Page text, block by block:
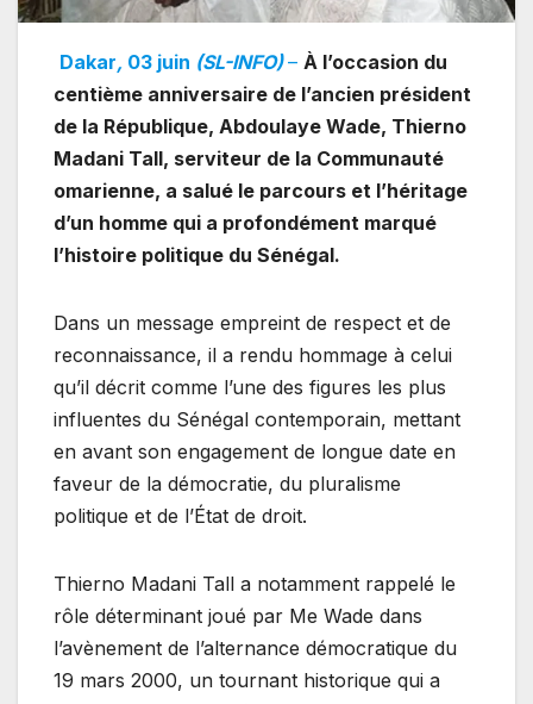
Dakar, 03 juin (SL-INFO)– À l’occasion du
centième anniversaire de l’ancien président
de la République, Abdoulaye Wade, Thierno
Madani Tall, serviteur de la Communauté
omarienne, a salué le parcours et l’héritage
d’un homme qui a profondément marqué
l’histoire politique du Sénégal.
Dans un message empreint de respect et de
reconnaissance, il a rendu hommage à celui
qu’il décrit comme l’une des figures les plus
influentes du Sénégal contemporain, mettant
en avant son engagement de longue date en
faveur de la démocratie, du pluralisme
politique et de l’État de droit.
Thierno Madani Tall a notamment rappelé le
rôle déterminant joué par Me Wade dans
l’avènement de l’alternance démocratique du
19 mars 2000, un tournant historique qui a